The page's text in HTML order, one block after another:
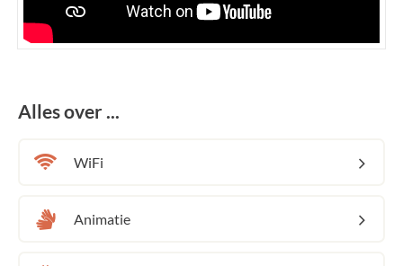
Alles over ...
WiFi
Animatie